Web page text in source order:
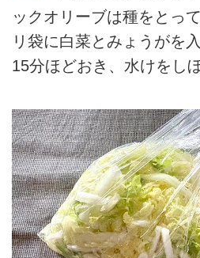
ックオリーブは種をとっ
リ袋に白菜とみょうがを
15分ほどおき、水けをしぼ